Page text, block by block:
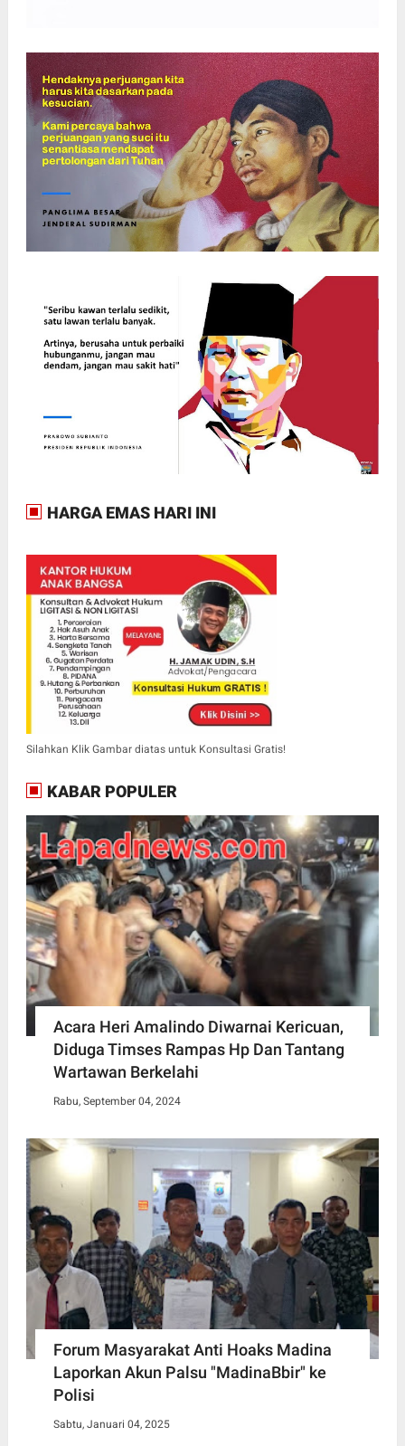
HARGA EMAS HARI INI
Silahkan Klik Gambar diatas untuk Konsultasi Gratis!
KABAR POPULER
Acara Heri Amalindo Diwarnai Kericuan,
Diduga Timses Rampas Hp Dan Tantang
Wartawan Berkelahi
Rabu, September 04, 2024
Forum Masyarakat Anti Hoaks Madina
Laporkan Akun Palsu "MadinaBbir" ke
Polisi
Sabtu, Januari 04, 2025